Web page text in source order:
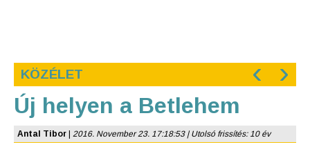
KÖZÉLET ‹ ›
Új helyen a Betlehem
Antal Tibor 2016. November 23. 17:18:53 | Utolsó frissítés: 10 év